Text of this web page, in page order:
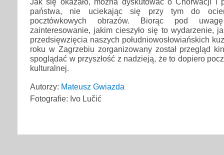
państwa, nie uciekając się przy tym do
pocztówkowych obrazów. Biorąc pod
zainteresowanie, jakim cieszyło się to wydarzenie,
przedsięwzięcia naszych południowosłowiańskich
roku w Zagrzebiu zorganizowany został przegląd
spoglądać w przyszłość z nadzieją, że to dopiero
kulturalnej.
Autorzy: Mateusz Gwiazda
Fotografie: Ivo Lučić